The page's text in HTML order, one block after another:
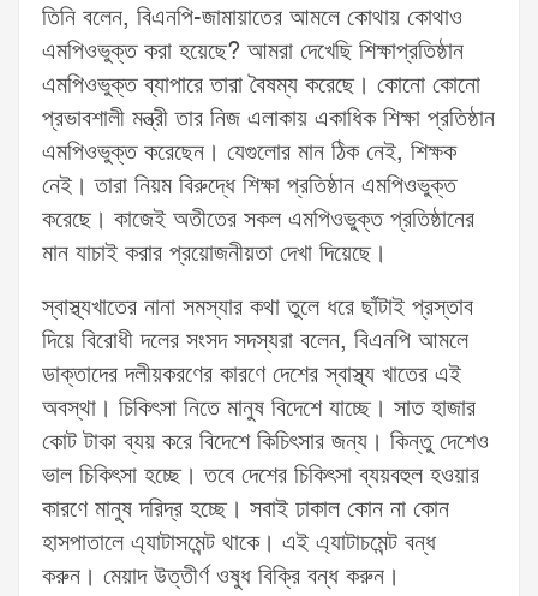
তিনি বলেন, বিএনপি-জামায়াতের আমলে কোথায় কোথাও
এমপিওভুক্ত করা হয়েছে? আমরা দেখেছি শিক্ষাপ্রতিষ্ঠান
এমপিওভুক্ত ব্যাপারে তারা বৈষম্য করেছে। কোনো কোনো
প্রভাবশালী মন্ত্রী তার নিজ এলাকায় একাধিক শিক্ষা প্রতিষ্ঠান
এমপিওভুক্ত করেছেন। যেগুলোর মান ঠিক নেই, শিক্ষক
নেই। তারা নিয়ম বিরুদ্ধে শিক্ষা প্রতিষ্ঠান এমপিওভুক্ত
করেছে। কাজেই অতীতের সকল এমপিওভুক্ত প্রতিষ্ঠানের
মান যাচাই করার প্রয়োজনীয়তা দেখা দিয়েছে।
স্বাস্থ্যখাতের নানা সমস্যার কথা তুলে ধরে ছাঁটাই প্রস্তাব
দিয়ে বিরোধী দলের সংসদ সদস্যরা বলেন, বিএনপি আমলে
ডাক্তাদের দলীয়করণের কারণে দেশের স্বাস্থ্য খাতের এই
অবস্থা। চিকিৎসা নিতে মানুষ বিদেশে যাচ্ছে। সাত হাজার
কোট টাকা ব্যয় করে বিদেশে কিচিৎসার জন্য। কিন্তু দেশেও
ভাল চিকিৎসা হচ্ছে। তবে দেশের চিকিৎসা ব্যয়বহুল হওয়ার
কারণে মানুষ দরিদ্র হচ্ছে। সবাই ঢাকাল কোন না কোন
হাসপাতালে এ্যাটাসমেন্ট থাকে। এই এ্যাটাচমেন্ট বন্ধ
করুন। মেয়াদ উত্তীর্ণ ওষুধ বিক্রি বন্ধ করুন।